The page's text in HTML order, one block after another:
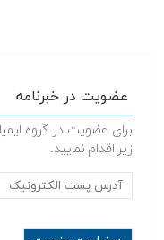
عضویت در خبرنامه
برای عضویت در گروه
زیر اقدام نمایید.